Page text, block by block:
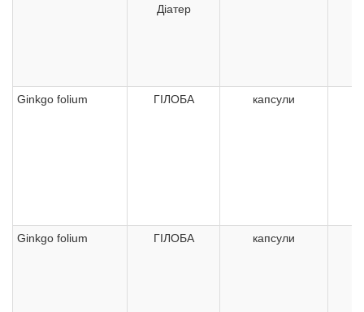
Діатер
Ginkgo folium ГІЛОБА капсули
Ginkgo folium ГІЛОБА капсули